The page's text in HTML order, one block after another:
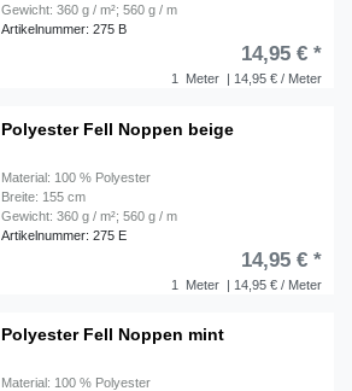
Gewicht: 360 g / m²; 560 g / m
Artikelnummer: 275 B
1 Meter | 14,95 € / Meter
14,95 € *
Polyester Fell Noppen beige
Material: 100 % Polyester
Breite: 155 cm
Gewicht: 360 g / m²; 560 g / m
Artikelnummer: 275 E
1 Meter | 14,95 € / Meter
14,95 € *
Polyester Fell Noppen mint
Material: 100 % Polyester